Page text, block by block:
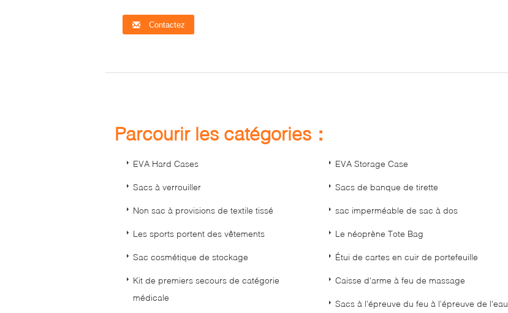
Contactez
Parcourir les catégories：
EVA Hard Cases EVA Storage Case
Sacs à verrouiller Sacs de banque de tirette
Non sac à provisions de textile tissé sac imperméable de sac à dos
Les sports portent des vêtements Le néoprène Tote Bag
Sac cosmétique de stockage Étui de cartes en cuir de portefeuille
Kit de premiers secours de catégorie
médicale
Caisse d'arme à feu de massage
Sacs à l'épreuve du feu à l'épreuve de l'eau